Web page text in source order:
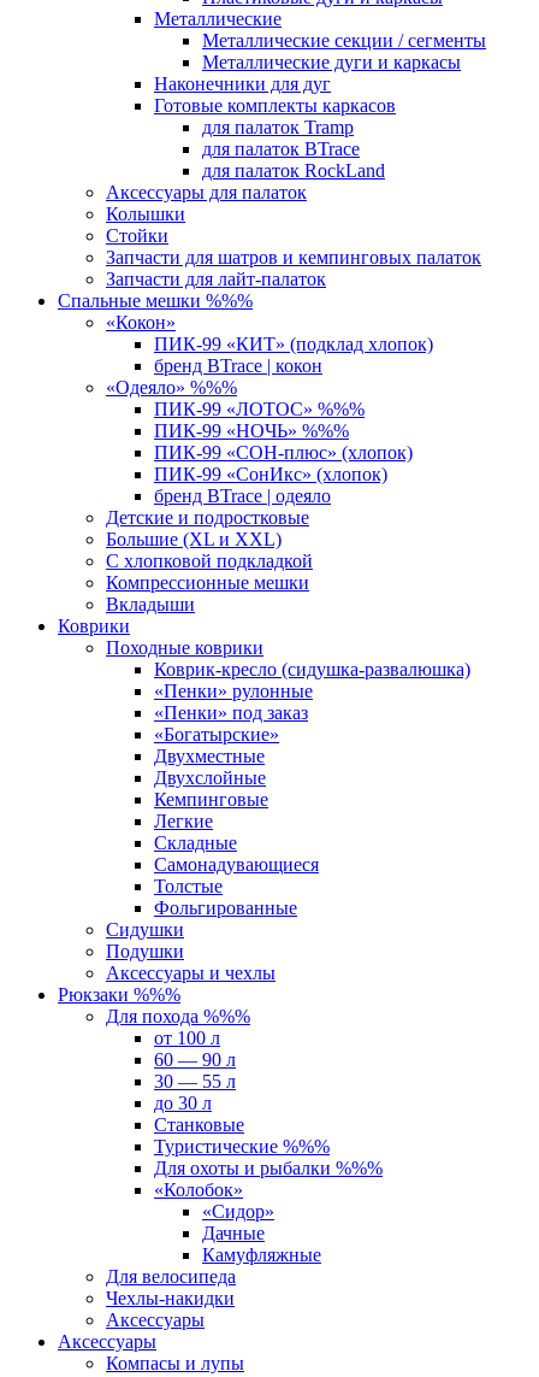
Металлические
Металлические секции / сегменты
Металлические дуги и каркасы
Наконечники для дуг
Готовые комплекты каркасов
для палаток Tramp
для палаток BTrace
для палаток RockLand
Аксессуары для палаток
Колышки
Стойки
Запчасти для шатров и кемпинговых палаток
Запчасти для лайт-палаток
Спальные мешки %%%
«Кокон»
ПИК-99 «КИТ» (подклад хлопок)
бренд BTrace | кокон
«Одеяло» %%%
ПИК-99 «ЛОТОС» %%%
ПИК-99 «НОЧЬ» %%%
ПИК-99 «СОН-плюс» (хлопок)
ПИК-99 «СонИкс» (хлопок)
бренд BTrace | одеяло
Детские и подростковые
Большие (XL и XXL)
С хлопковой подкладкой
Компрессионные мешки
Вкладыши
Коврики
Походные коврики
Коврик-кресло (сидушка-развалюшка)
«Пенки» рулонные
«Пенки» под заказ
«Богатырские»
Двухместные
Двухслойные
Кемпинговые
Легкие
Складные
Самонадувающиеся
Толстые
Фольгированные
Сидушки
Подушки
Аксессуары и чехлы
Рюкзаки %%%
Для похода %%%
от 100 л
60 — 90 л
30 — 55 л
до 30 л
Станковые
Туристические %%%
Для охоты и рыбалки %%%
«Колобок»
«Сидор»
Дачные
Камуфляжные
Для велосипеда
Чехлы-накидки
Аксессуары
Аксессуары
Компасы и лупы